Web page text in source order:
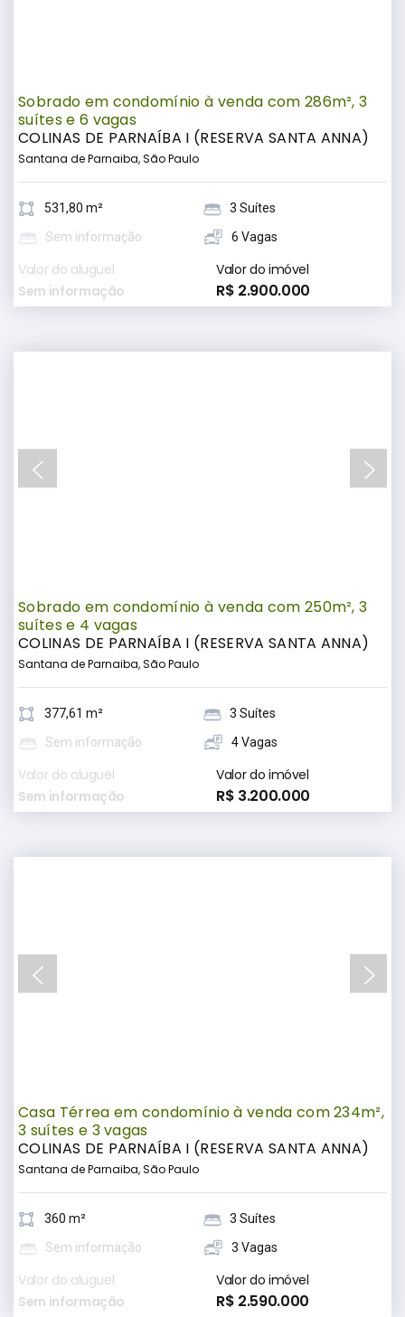
Sobrado em condomínio à venda com 286m², 3
suítes e 6 vagas
COLINAS DE PARNAÍBA I (RESERVA SANTA ANNA)
Santana de Parnaiba, São Paulo
531,80 m²
3 Suítes
Sem informação
6 Vagas
Valor do aluguel
Sem informação
Valor do imóvel
R$ 2.900.000
Sobrado em condomínio à venda com 250m², 3
suítes e 4 vagas
COLINAS DE PARNAÍBA I (RESERVA SANTA ANNA)
Santana de Parnaiba, São Paulo
377,61 m²
3 Suítes
Sem informação
4 Vagas
Valor do aluguel
Sem informação
Valor do imóvel
R$ 3.200.000
Casa Térrea em condomínio à venda com 234m²,
3 suítes e 3 vagas
COLINAS DE PARNAÍBA I (RESERVA SANTA ANNA)
Santana de Parnaiba, São Paulo
360 m²
3 Suítes
Sem informação
3 Vagas
Valor do aluguel
Sem informação
Valor do imóvel
R$ 2.590.000